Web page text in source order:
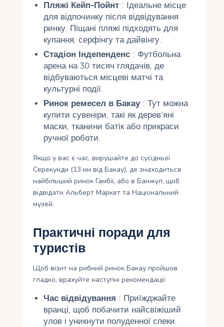
Пляжі Кейп-Пойнт: Ідеальне місце
для відпочинку після відвідування
ринку. Піщані пляжі підходять для
купання, серфінгу та дайвінгу.
Стадіон Індепенденс: Футбольна
арена на 30 тисяч глядачів, де
відбуваються місцеві матчі та
культурні події.
Ринок ремесел в Бакау: Тут можна
купити сувеніри, такі як дерев’яні
маски, тканини батік або прикраси
ручної роботи.
Якщо у вас є час, вирушайте до сусідньої
Серекунди (13 км від Бакау), де знаходиться
найбільший ринок Гамбії, або в Банжул, щоб
відвідати Альберт Маркет та Національний
музей.
Практичні поради для
туристів
Щоб візит на рибний ринок Бакау пройшов
гладко, врахуйте наступні рекомендації:
Час відвідування : Приїжджайте
вранці, щоб побачити найсвіжіший
улов і уникнути полуденної спеки.